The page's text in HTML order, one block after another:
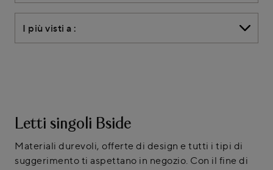
I più visti a :
Letti singoli Bside
Materiali durevoli, offerte di design e tutti i tipi di
suggerimento ti aspettano in negozio. Con il fine di